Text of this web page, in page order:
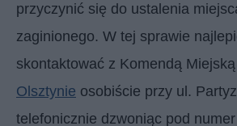
przyczynić się do ustalenia
zaginionego. W tej sprawie
skontaktować z Komendą
Olsztynie osobiście przy ul.
telefonicznie dzwoniąc pod numer